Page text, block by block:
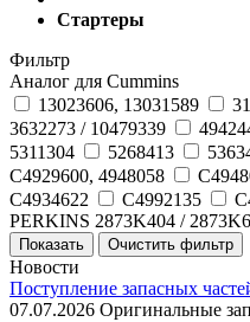
Стартеры
Фильтр
Аналог для Cummins
13023606, 13031589
3632273 / 10479339
5311304
5268413
C4929600, 4948058
C4934622
C4992135
PERKINS 2873K404 /
Новости
Поступление запасных
07.07.2026 Оригинальные